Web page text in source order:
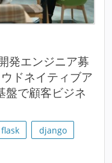
発エンジニア募
ドネイティブア
盤で顧客ビジネ
flask
django